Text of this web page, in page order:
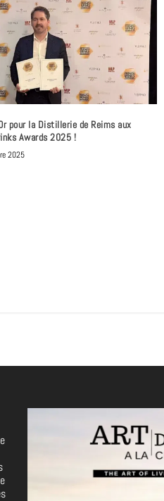
pour la Distillerie de Reims aux
Awards 2025 !
2025